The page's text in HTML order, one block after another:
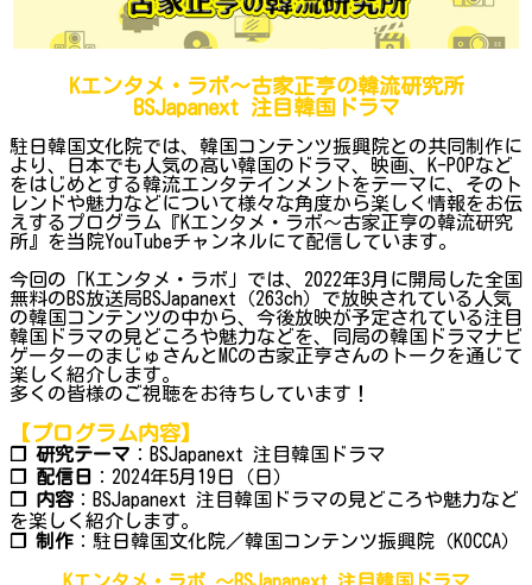
Kエンタメ・ラボ～古家正亨の韓流研究所
BSJapanext 注目韓国ドラマ
駐日韓国文化院では、韓国コンテンツ振興院との共同制作に
より、日本でも人気の高い韓国のドラマ、映画、K-POPなど
をはじめとする韓流エンタテインメントをテーマに、そのト
レンドや魅力などについて様々な角度から楽しく情報をお伝
えするプログラム『Kエンタメ・ラボ～古家正亨の韓流研究
所』を当院YouTubeチャンネルにて配信しています。
今回の「Kエンタメ・ラボ」では、2022年3月に開局した全国
無料のBS放送局BSJapanext（263ch）で放映されている人気
の韓国コンテンツの中から、今後放映が予定されている注目
韓国ドラマの見どころや魅力などを、同局の韓国ドラマナビ
ゲーターのまじゅさんとMCの古家正亨さんのトークを通じて
楽しく紹介します。
多くの皆様のご視聴をお待ちしています！
【プログラム内容】
❐ 研究テーマ ：BSJapanext 注目韓国ドラマ
❐ 配信日
：2024年5月19日（日）
❐ 内容 ：BSJapanext 注目韓国ドラマの見どころや魅力など
を楽しく紹介します。
❐ 制作 ：駐日韓国文化院／韓国コンテンツ振興院（KOCCA）